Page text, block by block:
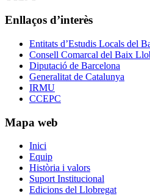
Enllaços d’interès
Entitats d’Estudis Locals del
Consell Comarcal del Baix
Diputació de Barcelona
Generalitat de Catalunya
IRMU
CCEPC
Mapa web
Inici
Equip
Història i valors
Suport Institucional
Edicions del Llobregat